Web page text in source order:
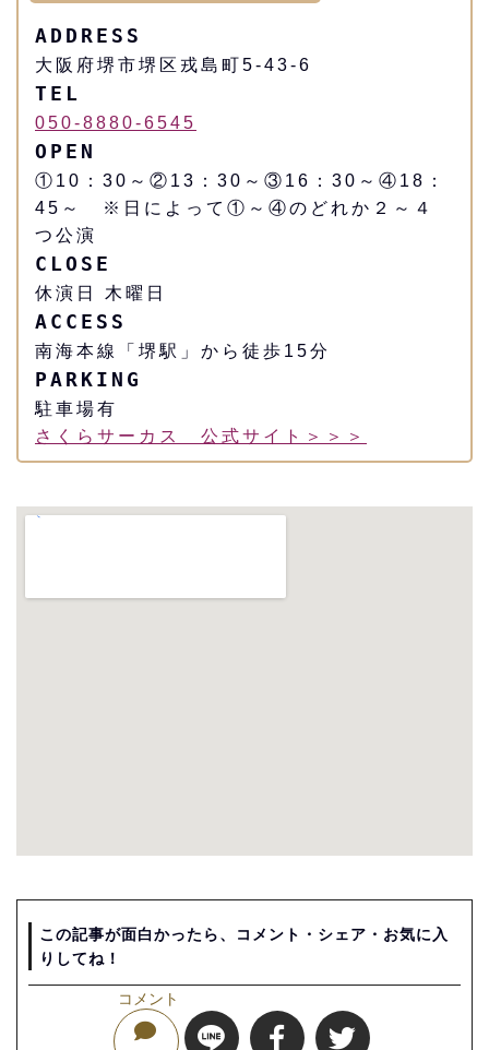
ADDRESS
大阪府堺市堺区戎島町5-43-6
TEL
050-8880-6545
OPEN
①10：30～②13：30～③16：30～④18：
45～ ※日によって①～④のどれか２～４
つ公演
CLOSE
休演日 木曜日
ACCESS
南海本線「堺駅」から徒歩15分
PARKING
駐車場有
さくらサーカス 公式サイト＞＞＞
この記事が面白かったら、コメント・シェア・お気に入
りしてね！
コメント